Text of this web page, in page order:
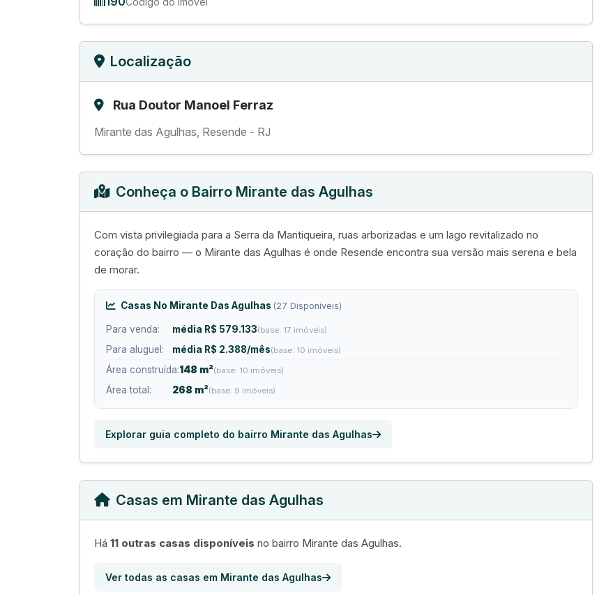
Localização
Rua Doutor Manoel Ferraz
Mirante das Agulhas, Resende - RJ
Conheça o Bairro Mirante das Agulhas
Com vista privilegiada para a Serra da Mantiqueira, ruas arborizadas e um lago revitalizado no
coração do bairro — o Mirante das Agulhas é onde Resende encontra sua versão mais serena e bela
de morar.
Casas No Mirante Das Agulhas (27 Disponíveis)
Para venda: média R$ 579.133(base: 17 imóveis)
Para aluguel: média R$ 2.388/mês(base: 10 imóveis)
Área construída:148 m²(base: 10 imóveis)
Área total: 268 m²(base: 9 imóveis)
Explorar guia completo do bairro Mirante das Agulhas
Casas em Mirante das Agulhas
Há 11 outras casas disponíveis no bairro Mirante das Agulhas.
Ver todas as casas em Mirante das Agulhas